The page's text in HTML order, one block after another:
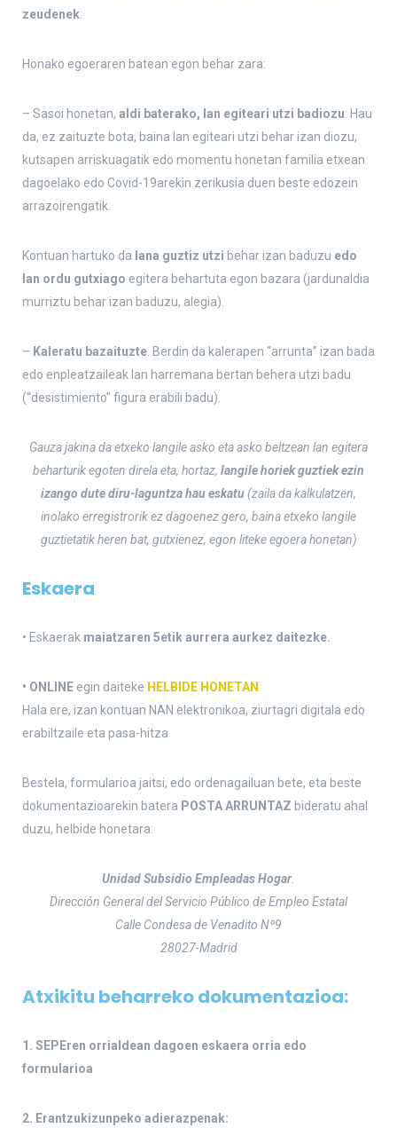
zeudenek
Honako egoeraren batean egon behar zara:
– Sasoi honetan, aldi baterako, lan egiteari utzi badiozu . Hau
da, ez zaituzte bota, baina lan egiteari utzi behar izan diozu,
kutsapen arriskuagatik edo momentu honetan familia etxean
dagoelako edo Covid-19arekin zerikusia duen beste edozein
arrazoirengatik.
Kontuan hartuko da lana guztiz utzi behar izan baduzu edo
lan ordu gutxiago egitera behartuta egon bazara (jardunaldia
murriztu behar izan baduzu, alegia).
– Kaleratu bazaituzte . Berdin da kalerapen “arrunta” izan bada
edo enpleatzaileak lan harremana bertan behera utzi badu
(“desistimiento” figura erabili badu).
Gauza jakina da etxeko langile asko eta asko beltzean lan egitera
beharturik egoten direla eta, hortaz, langile horiek guztiek ezin
izango dute diru-laguntza hau eskatu(zaila da kalkulatzen,
inolako erregistrorik ez dagoenez gero, baina etxeko langile
guztietatik heren bat, gutxienez, egon liteke egoera honetan)
Eskaera
• Eskaerak maiatzaren 5etik aurrera aurkez daitezke.
• ONLINE egin daiteke HELBIDE HONETAN
Hala ere, izan kontuan NAN elektronikoa, ziurtagri digitala edo
erabiltzaile eta pasa-hitza
Bestela, formularioa jaitsi, edo ordenagailuan bete, eta beste
dokumentazioarekin batera POSTA ARRUNTAZ bideratu ahal
duzu, helbide honetara:
Unidad Subsidio Empleadas Hogar.
Dirección General del Servicio Público de Empleo Estatal
Calle Condesa de Venadito Nº9
28027-Madrid
Atxikitu beharreko dokumentazioa:
1. SEPEren orrialdean dagoen eskaera orria edo
formularioa
2. Erantzukizunpeko adierazpenak: